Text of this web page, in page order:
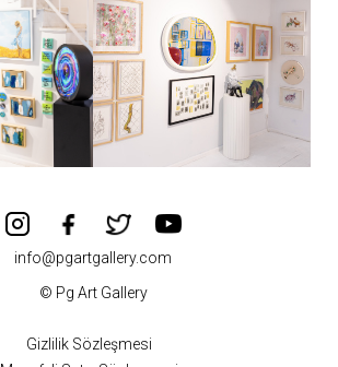
info@pgartgallery.com
© Pg Art Gallery
Gizlilik Sözleşmesi